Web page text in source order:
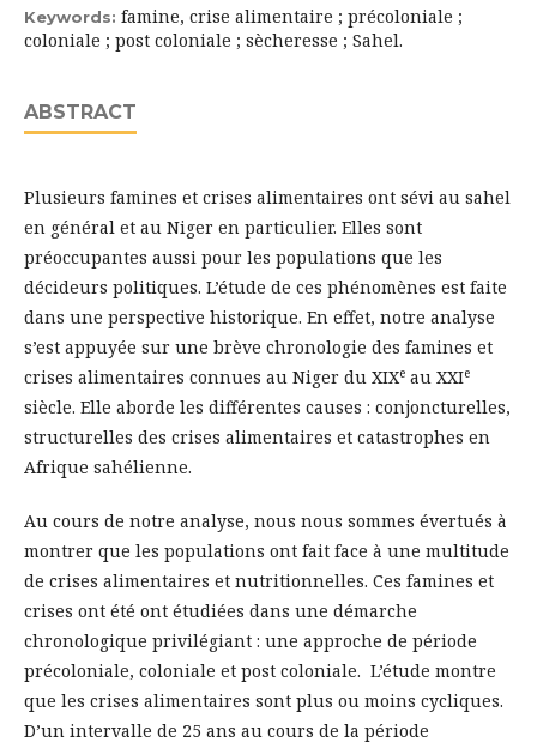
Keywords: famine, crise alimentaire ; précoloniale ;
coloniale ; post coloniale ; sècheresse ; Sahel.
ABSTRACT
Plusieurs famines et crises alimentaires ont sévi au sahel
en général et au Niger en particulier. Elles sont
préoccupantes aussi pour les populations que les
décideurs politiques. L’étude de ces phénomènes est faite
dans une perspective historique. En effet, notre analyse
s’est appuyée sur une brève chronologie des famines et
crises alimentaires connues au Niger du XIXe au XXIe
siècle. Elle aborde les différentes causes : conjoncturelles,
structurelles des crises alimentaires et catastrophes en
Afrique sahélienne.
Au cours de notre analyse, nous nous sommes évertués à
montrer que les populations ont fait face à une multitude
de crises alimentaires et nutritionnelles. Ces famines et
crises ont été ont étudiées dans une démarche
chronologique privilégiant : une approche de période
précoloniale, coloniale et post coloniale. L’étude montre
que les crises alimentaires sont plus ou moins cycliques.
D’un intervalle de 25 ans au cours de la période